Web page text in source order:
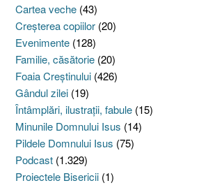
Cartea veche (43)
Creşterea copiilor (20)
Evenimente (128)
Familie, căsătorie (20)
Foaia Creştinului (426)
Gândul zilei (19)
Întâmplări, ilustraţii, fabule (15)
Minunile Domnului Isus (14)
Pildele Domnului Isus (75)
Podcast (1.329)
Proiectele Bisericii (1)